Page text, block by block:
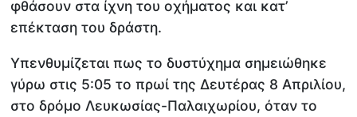
φθάσουν στα ίχνη του οχήματος και κατ’
επέκταση του δράστη.
Υπενθυμίζεται πως το δυστύχημα σημειώθηκε
γύρω στις 5:05 το πρωί της Δευτέρας 8 Απριλίου,
στο δρόμο Λευκωσίας-Παλαιχωρίου, όταν το